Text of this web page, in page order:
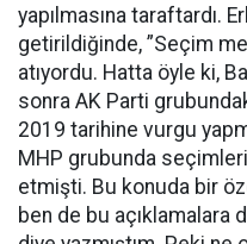
yapılmasına taraftardı.
getirildiğinde, ”Seçim
atıyordu. Hatta öyle ki,
sonra AK Parti
2019 tarihine vurgu
MHP grubunda
etmişti. Bu konuda bir
ben de bu açıklamalara